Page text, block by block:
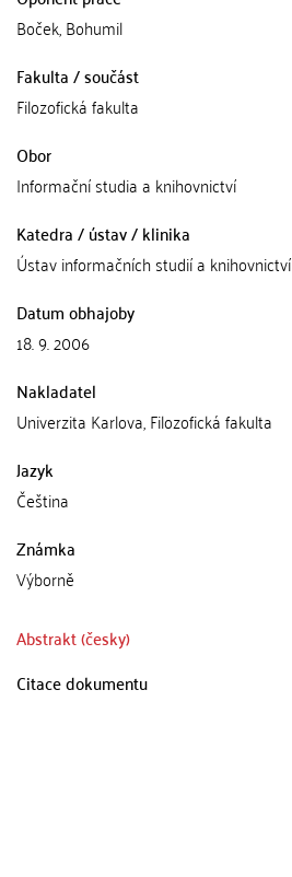
Boček, Bohumil
Fakulta / součást
Filozofická fakulta
Obor
Informační studia a knihovnictví
Katedra / ústav / klinika
Ústav informačních studií a knihovnictví
Datum obhajoby
18. 9. 2006
Nakladatel
Univerzita Karlova, Filozofická fakulta
Jazyk
Čeština
Známka
Výborně
Abstrakt (česky)
Citace dokumentu